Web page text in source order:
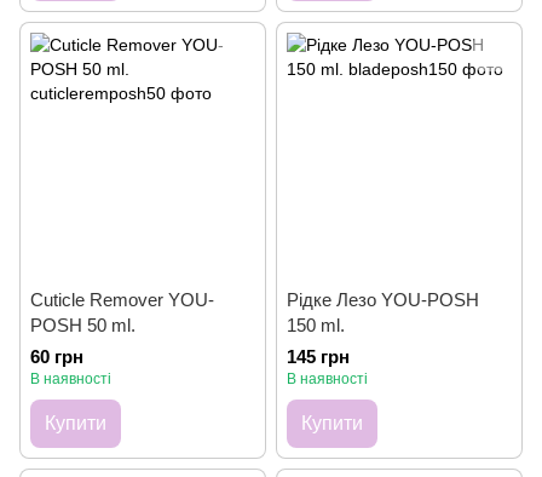
Cuticle Remover YOU-
POSH 50 ml.
60 грн
В наявності
Купити
Рідке Лезо YOU-POSH
150 ml.
145 грн
В наявності
Купити